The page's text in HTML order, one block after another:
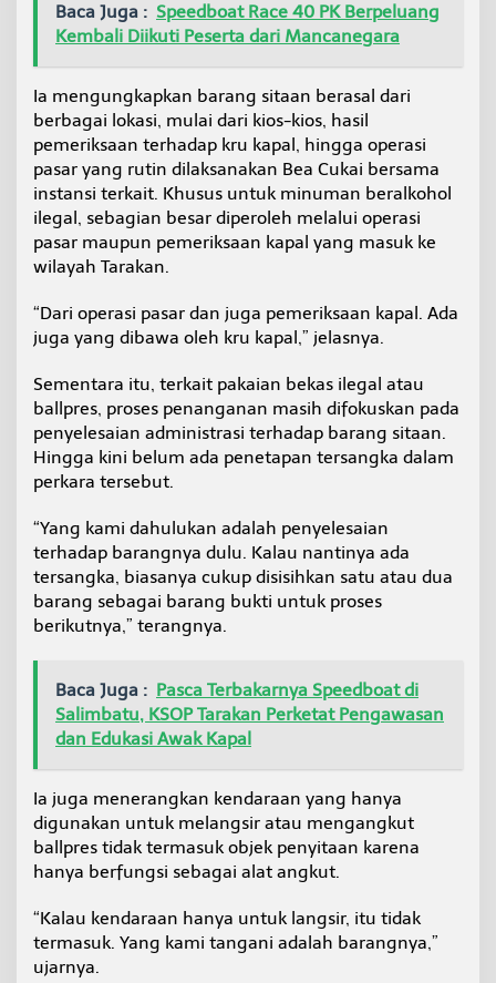
Baca Juga : Speedboat Race 40 PK Berpeluang
Kembali Diikuti Peserta dari Mancanegara
Ia mengungkapkan barang sitaan berasal dari
berbagai lokasi, mulai dari kios-kios, hasil
pemeriksaan terhadap kru kapal, hingga operasi
pasar yang rutin dilaksanakan Bea Cukai bersama
instansi terkait. Khusus untuk minuman beralkohol
ilegal, sebagian besar diperoleh melalui operasi
pasar maupun pemeriksaan kapal yang masuk ke
wilayah Tarakan.
“Dari operasi pasar dan juga pemeriksaan kapal. Ada
juga yang dibawa oleh kru kapal,” jelasnya.
Sementara itu, terkait pakaian bekas ilegal atau
ballpres, proses penanganan masih difokuskan pada
penyelesaian administrasi terhadap barang sitaan.
Hingga kini belum ada penetapan tersangka dalam
perkara tersebut.
“Yang kami dahulukan adalah penyelesaian
terhadap barangnya dulu. Kalau nantinya ada
tersangka, biasanya cukup disisihkan satu atau dua
barang sebagai barang bukti untuk proses
berikutnya,” terangnya.
Baca Juga : Pasca Terbakarnya Speedboat di
Salimbatu, KSOP Tarakan Perketat Pengawasan
dan Edukasi Awak Kapal
Ia juga menerangkan kendaraan yang hanya
digunakan untuk melangsir atau mengangkut
ballpres tidak termasuk objek penyitaan karena
hanya berfungsi sebagai alat angkut.
“Kalau kendaraan hanya untuk langsir, itu tidak
termasuk. Yang kami tangani adalah barangnya,”
ujarnya.